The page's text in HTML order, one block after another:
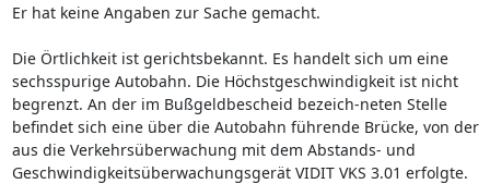
Er hat keine Angaben zur Sache gemacht.
Die Örtlichkeit ist gerichtsbekannt. Es handelt sich um eine
sechsspurige Autobahn. Die Höchstgeschwindigkeit ist nicht
begrenzt. An der im Bußgeldbescheid bezeich-neten Stelle
befindet sich eine über die Autobahn führende Brücke, von der
aus die Verkehrsüberwachung mit dem Abstands- und
Geschwindigkeitsüberwachungsgerät VIDIT VKS 3.01 erfolgte.